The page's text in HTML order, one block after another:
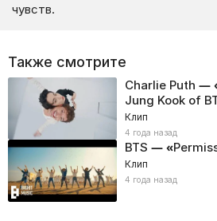
чувств.
Также смотрите
Charlie Puth —
Jung Kook of
Клип
4 года назад
BTS —
Клип
4 года назад